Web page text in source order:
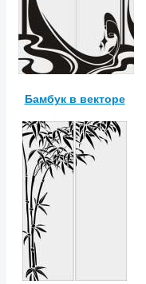
Бамбук в векторе